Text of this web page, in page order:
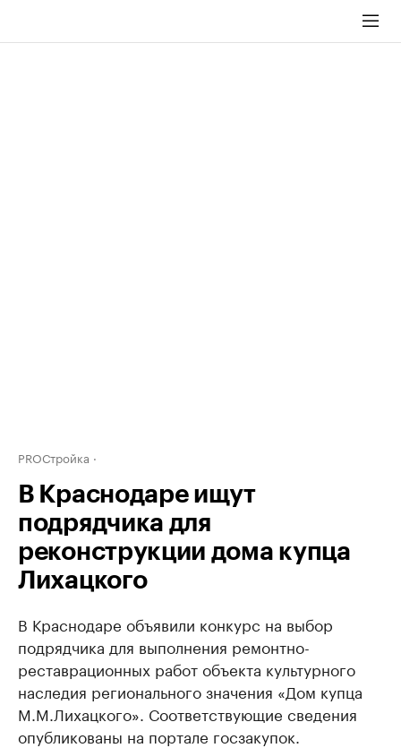
PROСтройка
В Краснодаре ищут
подрядчика для
реконструкции дома купца
Лихацкого
В Краснодаре объявили конкурс на выбор
подрядчика для выполнения ремонтно-
реставрационных работ объекта культурного
наследия регионального значения «Дом купца
М.М.Лихацкого». Соответствующие сведения
опубликованы на портале госзакупок.